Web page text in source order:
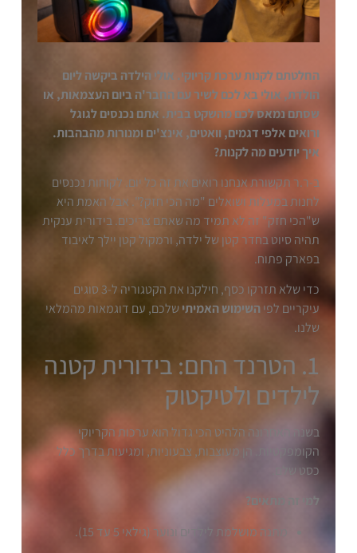
החלטתם לקנות ערכת קריוקי. אולי הילדה ביקשה ליום
הולדת, אולי בא לכם לשיר עם החבר'ה ביום העצמאות, או
שסתם נמאס לכם מהשקט בבית. אתם נכנסים לגוגל
ורואים אלפי דגמים, וואטים, אינצ'ים ומנורות מהבהבות.
איך יודעים מה לקנות?
ב-ר.ר תקשורת אנחנו רואים את זה כל יום. לקוחות נכנסים
לחנות במעלות ושואלים "מה הכי חזק?". אבל האמת היא
ש"הכי חזק" זה לא תמיד מה שאתם צריכים. בידורית ענקית
תהיה סיוט בחדר קטן של ילדה, ורמקול קטן יילך לאיבוד
בפארק פתוח.
כדי שלא תזרקו כסף, חילקנו את הקטגוריה ל-3 סוגים
עיקריים לפיהשימוש האמיתי שלכם, עם דוגמאות מהמלאי
שלנו.
1. הטרנד החם: בידורית קטנה
לילדים ולטיקטוק
בשנה האחרונה הלהיט הכי גדול הוא ערכות הקריוקי
הקומפקטיות. הן מעוצבות, צבעוניות, ומגיעות בדרך כלל
כסט שלם.
למי זה מתאים?
מתנה מושלמת לילדים ונוער (גילאי 5 עד 15).